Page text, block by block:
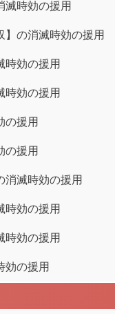
滅時効の援用
】の消滅時効の援用
時効の援用
時効の援用
の援用
の援用
消滅時効の援用
時効の援用
時効の援用
効の援用